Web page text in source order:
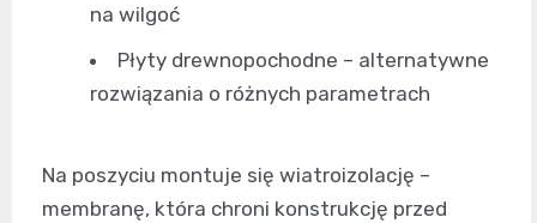
na wilgoć
Płyty drewnopochodne – alternatywne
rozwiązania o różnych parametrach
Na poszyciu montuje się wiatroizolację –
membranę, która chroni konstrukcję przed